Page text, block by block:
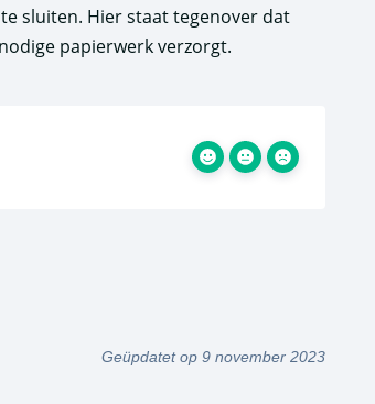
sluiten. Hier staat tegenover dat
papierwerk verzorgt.
Geüpdatet op 9 november 2023